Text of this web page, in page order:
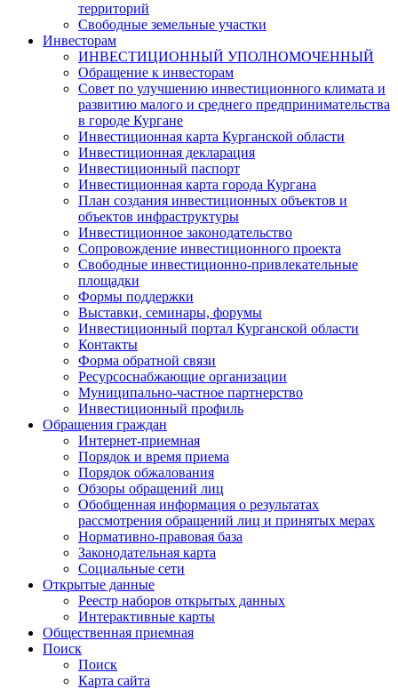
территорий
Свободные земельные участки
Инвесторам
ИНВЕСТИЦИОННЫЙ УПОЛНОМОЧЕННЫЙ
Обращение к инвесторам
Совет по улучшению инвестиционного климата и
развитию малого и среднего предпринимательства
в городе Кургане
Инвестиционная карта Курганской области
Инвестиционная декларация
Инвестиционный паспорт
Инвестиционная карта города Кургана
План создания инвестиционных объектов и
объектов инфраструктуры
Инвестиционное законодательство
Сопровождение инвестиционного проекта
Свободные инвестиционно-привлекательные
площадки
Формы поддержки
Выставки, семинары, форумы
Инвестиционный портал Курганской области
Контакты
Форма обратной связи
Ресурсоснабжающие организации
Муниципально-частное партнерство
Инвестиционный профиль
Обращения граждан
Интернет-приемная
Порядок и время приема
Порядок обжалования
Обзоры обращений лиц
Обобщенная информация о результатах
рассмотрения обращений лиц и принятых мерах
Нормативно-правовая база
Законодательная карта
Социальные сети
Открытые данные
Реестр наборов открытых данных
Интерактивные карты
Общественная приемная
Поиск
Поиск
Карта сайта